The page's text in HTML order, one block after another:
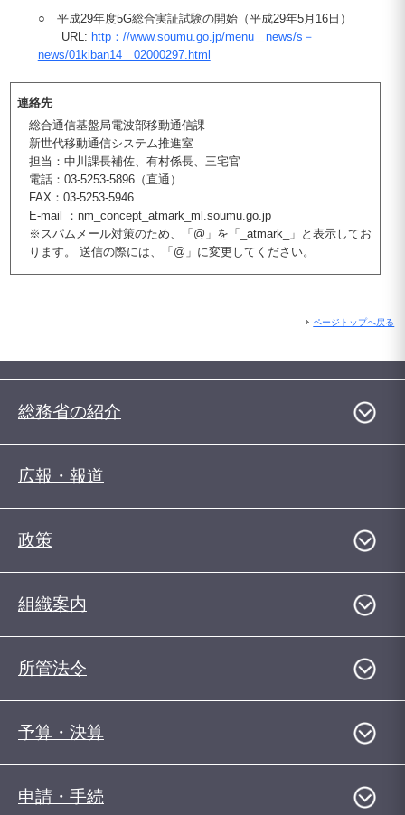
○ 平成29年度5G総合実証試験の開始（平成29年5月16日）
URL: http：//www.soumu.go.jp/menu＿news/s－
news/01kiban14＿02000297.html
連絡先
総合通信基盤局電波部移動通信課
新世代移動通信システム推進室
担当：中川課長補佐、有村係長、三宅官
電話：03-5253-5896（直通）
FAX：03-5253-5946
E-mail ：nm_concept_atmark_ml.soumu.go.jp
※スパムメール対策のため、「@」を「_atmark_」と表示してお
ります。 送信の際には、「@」に変更してください。
ページトップへ戻る
総務省の紹介
広報・報道
政策
組織案内
所管法令
予算・決算
申請・手続